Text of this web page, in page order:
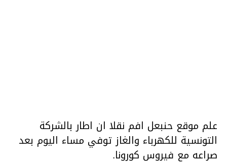
علم موقع حنبعل افم نقلا ان اطار بالشركة
التونسية للكهرباء والغاز توفي مساء اليوم بعد
صراعه مع فيروس كورونا.